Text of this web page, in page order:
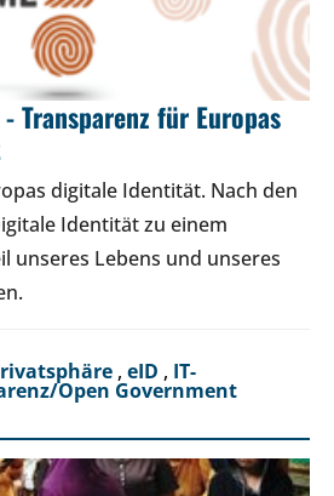
Transparenz für Europas
digitale Identität. Nach den
Identität zu einem
unseres Lebens und unseres
, eID , IT-
Open Government